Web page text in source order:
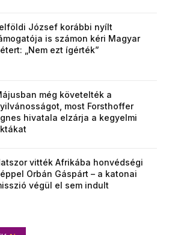
József korábbi nyílt
is számon kéri Magyar
„Nem ezt ígérték”
még követelték a
most Forsthoffer
hivatala elzárja a kegyelmi
vitték Afrikába honvédségi
Orbán Gáspárt – a katonai
végül el sem indult